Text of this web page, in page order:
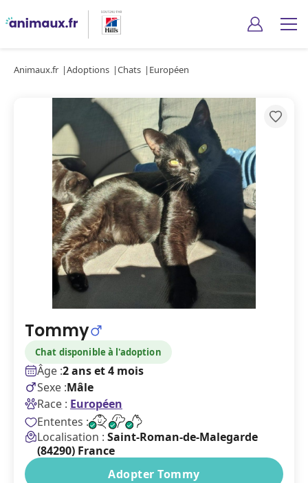
Animaux.fr Adoptions Chats Européen
Tommy
Chat disponible à l'adoption
Âge :2 ans et 4 mois
Sexe :Mâle
Race : Européen
Ententes :
Localisation : Saint-Roman-de-Malegarde
(84290) France
Adopter Tommy